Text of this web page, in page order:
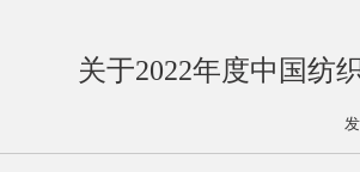
关于2022年度中国纺